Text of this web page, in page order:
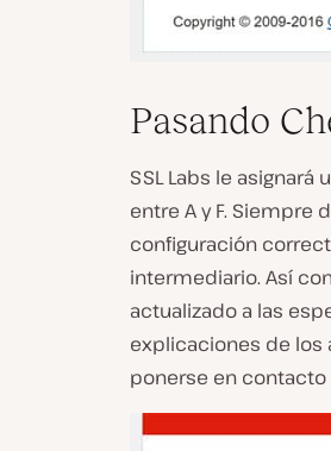
Pasando
SSL Labs le asignará
entre A y F. Siempre
configuración
intermediario. Así
actualizado a las
explicaciones de los
ponerse en contacto